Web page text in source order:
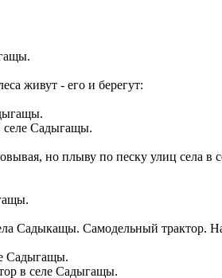
живут - его и берегут:
селе Садыгащы.
но плыву по песку улиц села в
Садыкащы. Самодельный трактор.
в селе Садыгащы.